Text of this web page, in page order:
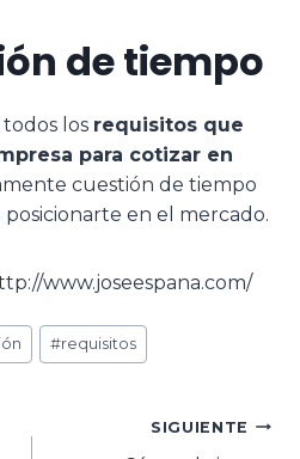
de tiempo
los requisitos que
para cotizar en
cuestión de tiempo
en el mercado.
www.joseespana.com/
#requisitos
SIGUIENTE